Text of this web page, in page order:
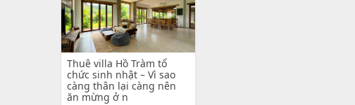
Thuê villa Hồ Tràm tổ
chức sinh nhật – Vì sao
càng thân lại càng nên
ăn mừng ở n